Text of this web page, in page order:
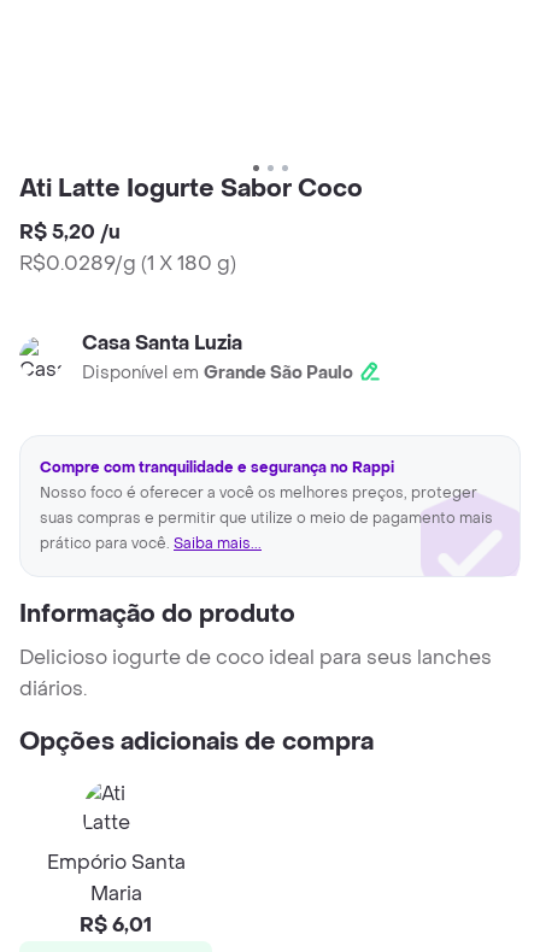
Ati Latte Iogurte Sabor Coco
R$ 5,20 /u
R$0.0289/g (1 X 180 g)
Casa Santa Luzia
Disponível em Grande São Paulo
Compre com tranquilidade e segurança no Rappi
Nosso foco é oferecer a você os melhores preços, proteger
suas compras e permitir que utilize o meio de pagamento mais
prático para você. Saiba mais...
Informação do produto
Delicioso iogurte de coco ideal para seus lanches
diários.
Opções adicionais de compra
Empório Santa
Maria
R$ 6,01